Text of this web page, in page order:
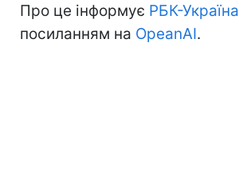
Про це інформує РБК-Україна
посиланням на OpeanAI.